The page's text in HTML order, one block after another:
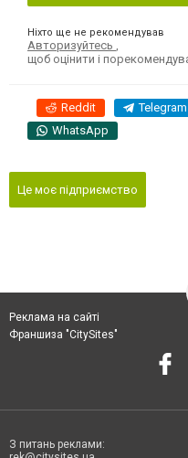
Ніхто ще не рекомендував
Авторизуйтесь
щоб оцінити і
Reddit Telegram
WhatsApp
Це моє підприємство
Реклама на сайті
Франшиза "CitySites"
З питань реклами: